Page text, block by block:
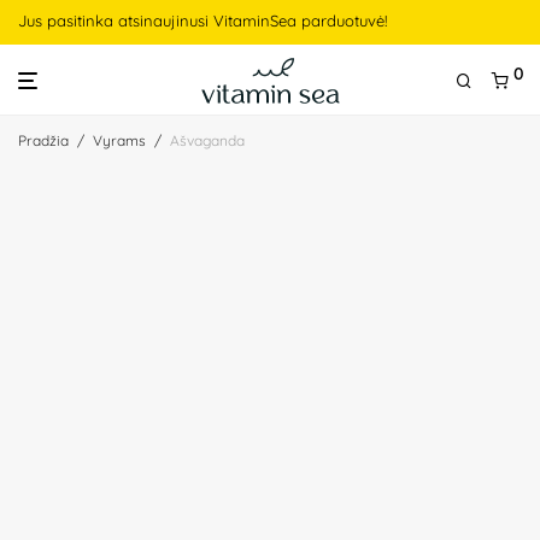
Jus pasitinka atsinaujinusi VitaminSea parduotuvė!
0
Pradžia / Vyrams / Ašvaganda